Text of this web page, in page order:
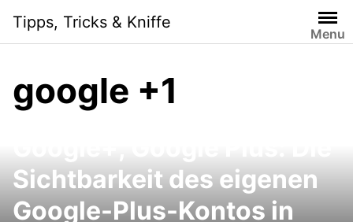
content
Tipps, Tricks & Kniffe
Menu
google +1
Sichtbarkeit des eigenen
Google-Plus-Kontos in